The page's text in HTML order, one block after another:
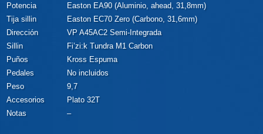
Potencia
Easton EA90 (Aluminio, ahead, 31,8mm)
Tija sillin
Easton EC70 Zero (Carbono, 31,6mm)
Dirección
VP A45AC2 Semi-Integrada
Sillin
Fi’zi:k Tundra M1 Carbon
Puños
Kross Espuma
Pedales
No incluidos
Peso
9,7
Accesorios
Plato 32T
Notas
–